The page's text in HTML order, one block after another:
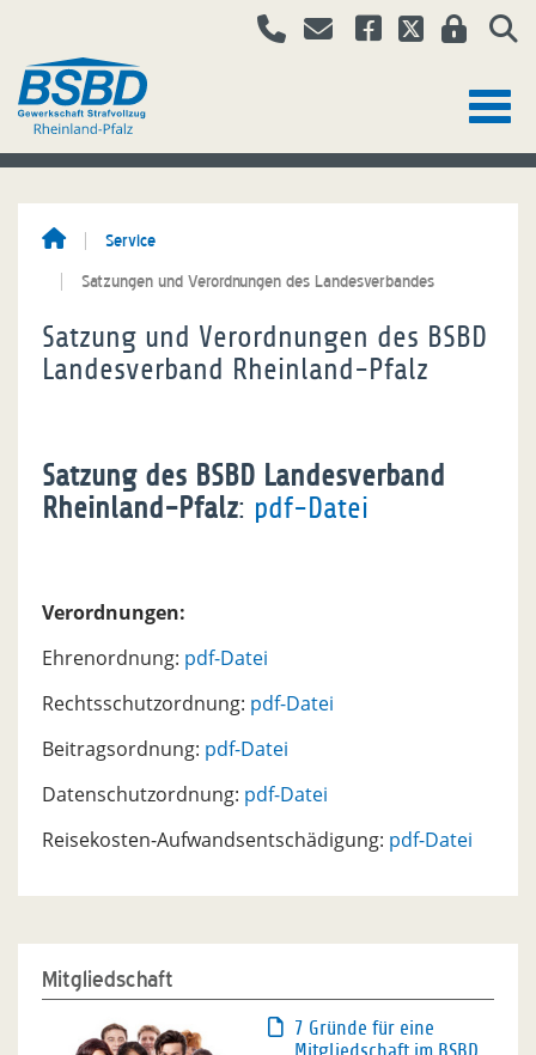
Service
Satzungen und Verordnungen des Landesverbandes
Satzung und Verordnungen des BSBD
Landesverband Rheinland-Pfalz
Satzung des BSBD Landesverband
Rheinland-Pfalz: pdf-Datei
Verordnungen:
Ehrenordnung: pdf-Datei
Rechtsschutzordnung: pdf-Datei
Beitragsordnung: pdf-Datei
Datenschutzordnung: pdf-Datei
Reisekosten-Aufwandsentschädigung: pdf-Datei
Mitgliedschaft
7 Gründe für eine